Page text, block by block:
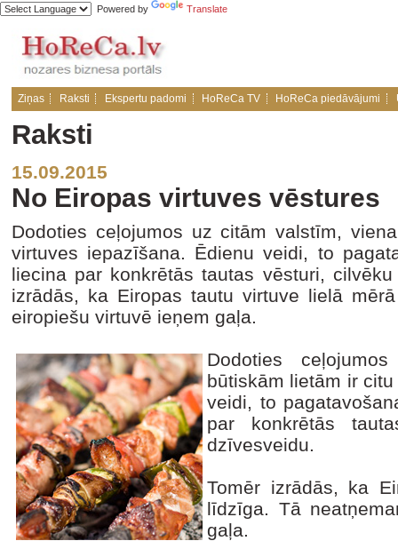
Powered by Translate
Ziņas Raksti Ekspertu padomi HoReCa TV HoReCa piedāvājumi
Raksti
15.09.2015
No Eiropas virtuves vēstures
Dodoties ceļojumos uz citām valstīm,
virtuves iepazīšana. Ēdienu veidi, to
liecina par konkrētās tautas vēsturi,
izrādās, ka Eiropas tautu virtuve lielā
eiropiešu virtuvē ieņem gaļa.
Dodoties
būtiskām lietām ir
veidi, to
par konkrētās
dzīvesveidu.
Tomēr izrādās, ka
līdzīga. Tā
gaļa.